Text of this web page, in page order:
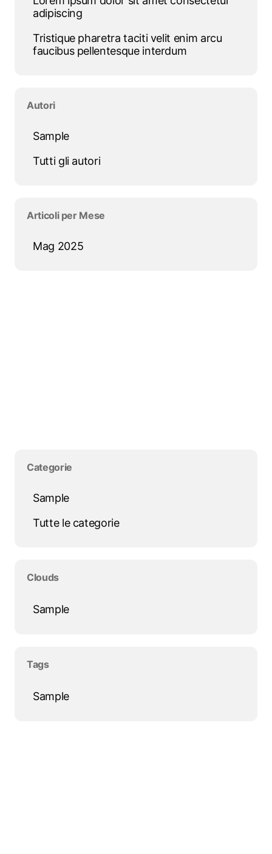
adipiscing
Tristique pharetra taciti velit enim arcu
faucibus pellentesque interdum
Autori
Sample
Tutti gli autori
Articoli per Mese
Mag 2025
Categorie
Sample
Tutte le categorie
Clouds
Sample
Tags
Sample